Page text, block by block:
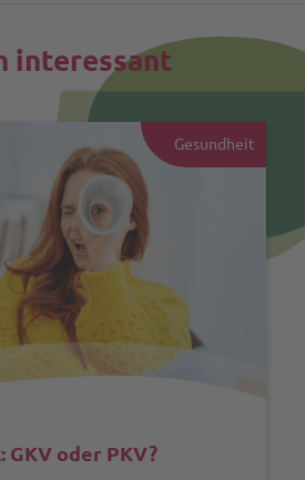
interessant
Gesundheit
GKV oder PKV?